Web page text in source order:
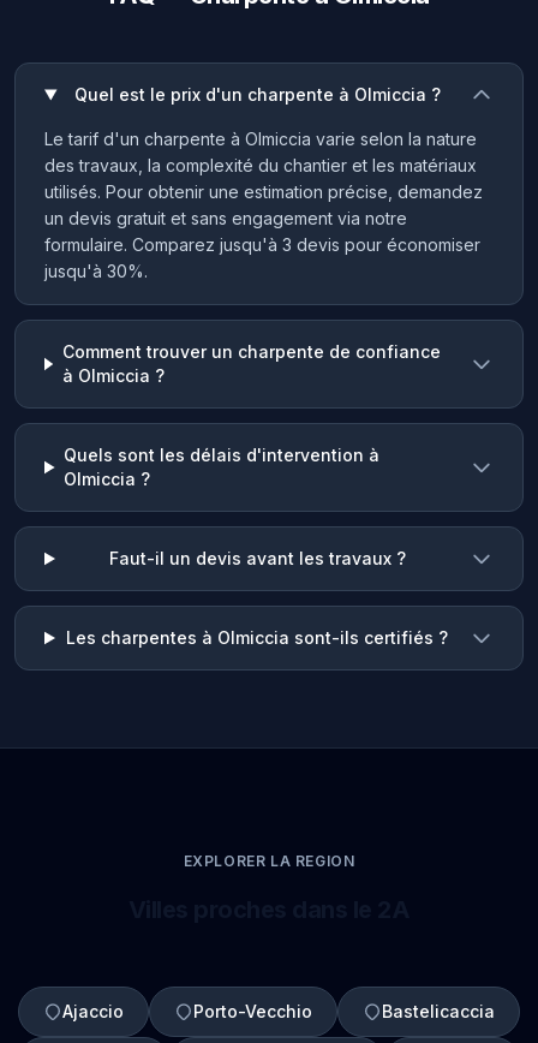
Quel est le prix d'un charpente à Olmiccia ?
Le tarif d'un charpente à Olmiccia varie selon la nature
des travaux, la complexité du chantier et les matériaux
utilisés. Pour obtenir une estimation précise, demandez
un devis gratuit et sans engagement via notre
formulaire. Comparez jusqu'à 3 devis pour économiser
jusqu'à 30%.
Comment trouver un charpente de confiance
à Olmiccia ?
Quels sont les délais d'intervention à
Olmiccia ?
Faut-il un devis avant les travaux ?
Les charpentes à Olmiccia sont-ils certifiés ?
EXPLORER LA REGION
Ajaccio Porto-Vecchio Bastelicaccia